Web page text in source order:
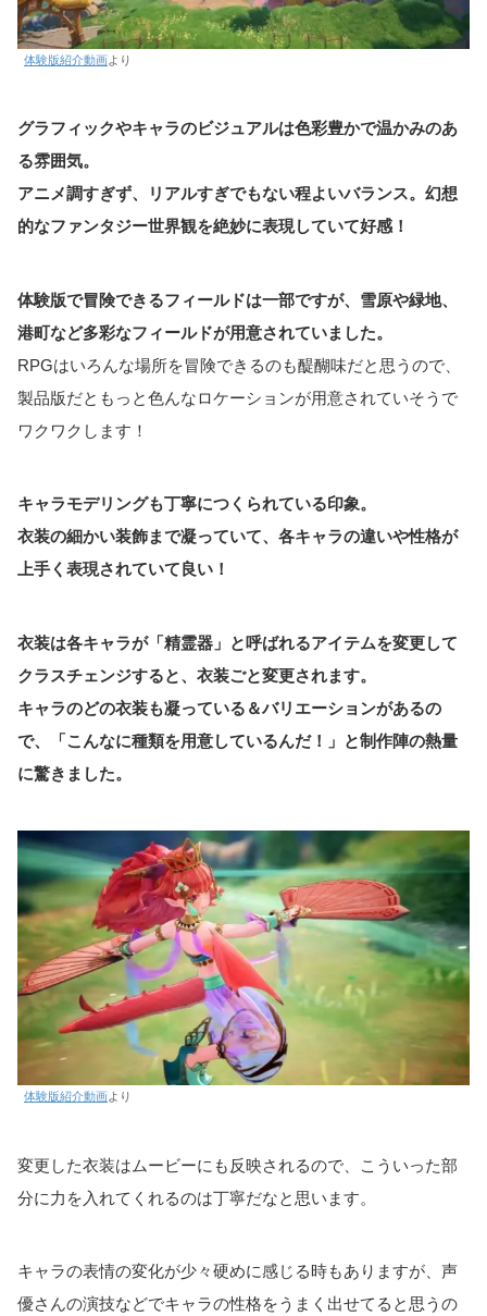
体験版紹介動画より
グラフィックやキャラのビジュアルは色彩豊かで温かみのあ
る雰囲気。
アニメ調すぎず、リアルすぎでもない程よいバランス。幻想
的なファンタジー世界観を絶妙に表現していて好感！
体験版で冒険できるフィールドは一部ですが、雪原や緑地、
港町など多彩なフィールドが用意されていました。
RPGはいろんな場所を冒険できるのも醍醐味だと思うので、
製品版だともっと色んなロケーションが用意されていそうで
ワクワクします！
キャラモデリングも丁寧につくられている印象。
衣装の細かい装飾まで凝っていて、各キャラの違いや性格が
上手く表現されていて良い！
衣装は各キャラが「精霊器」と呼ばれるアイテムを変更して
クラスチェンジすると、衣装ごと変更されます。
キャラのどの衣装も凝っている＆バリエーションがあるの
で、「こんなに種類を用意しているんだ！」と制作陣の熱量
に驚きました。
体験版紹介動画より
変更した衣装はムービーにも反映されるので、こういった部
分に力を入れてくれるのは丁寧だなと思います。
キャラの表情の変化が少々硬めに感じる時もありますが、声
優さんの演技などでキャラの性格をうまく出せてると思うの